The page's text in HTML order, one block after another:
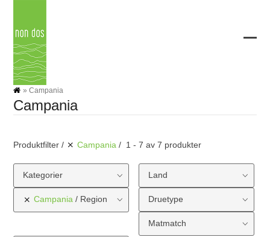
content
»Campania
Campania
Produktfilter Campania 1 - 7 av 7 produkter
Kategorier Land
Campania Region Druetype
Matmatch